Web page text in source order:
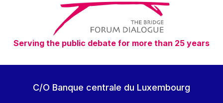
Vassilios Skouris
Vítor Manuel da Silva Caldeira
Viviane Reding
Walter Hagg
Serving the public debate for more than 25 years
C/O Banque centrale du Luxembourg